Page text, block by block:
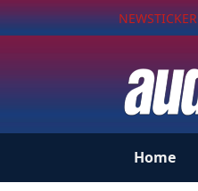
NEWSTICKER
Home